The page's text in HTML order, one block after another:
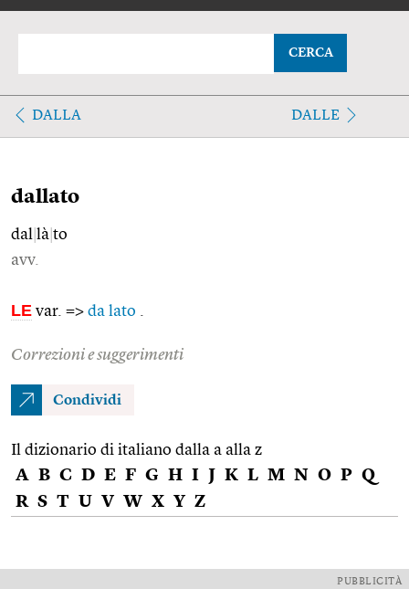
CERCA
DALLA DALLE
dallato
dal là to
avv.
LE var. => da lato
Correzioni e suggerimenti
Condividi
Il dizionario di italiano dalla a alla z
A B C D E F G H I J K L M N O P Q
R S T U V W X Y Z
PUBBLICITÀ